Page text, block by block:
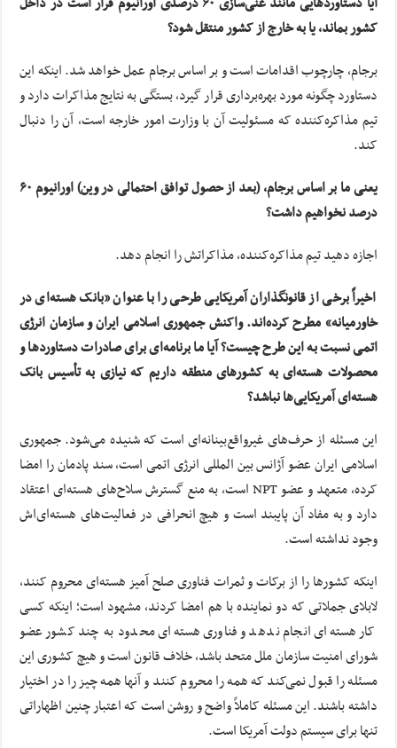
کشور بماند، یا به خارج از کشور منتقل شود؟
برجام، چارچوب اقدامات است و بر اساس برجام عمل خواهد شد. اینکه این
دستاورد چگونه مورد بهره‌برداری قرار گیرد، بستگی به نتایج مذاکرات دارد و
تیم مذاکره‌کننده که مسئولیت آن با وزارت امور خارجه است، آن را دنبال
کند.
یعنی ما بر اساس برجام، (بعد از حصول توافق احتمالی در وین) اورانیوم ۶۰
درصد نخواهیم داشت؟
اجازه دهید تیم مذاکره‌کننده، مذاکراتش را انجام دهد.
اخیراً برخی از قانونگذاران آمریکایی طرحی را با عنوان «بانک هسته‌ای در
خاورمیانه» مطرح کرده‌اند. واکنش جمهوری اسلامی ایران و سازمان انرژی
اتمی نسبت به این طرح چیست؟ آیا ما برنامه‌ای برای صادرات دستاوردها و
محصولات هسته‌ای به کشورهای منطقه داریم که نیازی به تأسیس بانک
هسته‌ای آمریکایی‌ها نباشد؟
این مسئله از حرف‌های غیرواقع‌بینانه‌ای است که شنیده می‌شود. جمهوری
اسلامی ایران عضو آژانس بین المللی انرژی اتمی است، سند پادمان را امضا
کرده، متعهد و عضو NPT است، به منع گسترش سلاح‌های هسته‌ای اعتقاد
دارد و به مفاد آن پایبند است و هیچ انحرافی در فعالیت‌های هسته‌ای‌اش
وجود نداشته است.
اینکه کشورها را از برکات و ثمرات فناوری صلح آمیز هسته‌ای محروم کنند،
لابلای جملاتی که دو نماینده با هم امضا کردند، مشهود است؛ اینکه کسی
کار هسته‌ای انجام ندهد و فناوری هسته‌ای محدود به چند کشور عضو
شورای امنیت سازمان ملل متحد باشد، خلاف قانون است و هیچ کشوری این
مسئله را قبول نمی‌کند که همه را محروم کنند و آنها همه چیز را در اختیار
داشته باشند. این مسئله کاملاً واضح و روشن است که اعتبار چنین اظهاراتی
تنها برای سیستم دولت آمریکا است.